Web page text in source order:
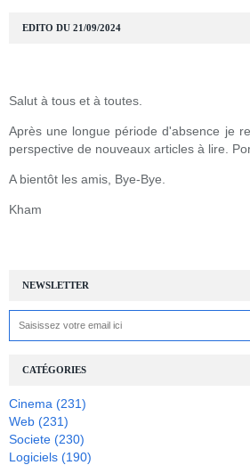
NEWSLETTER
CATÉGORIES
Cinema (231)
Web (231)
Societe (230)
Logiciels (190)
EDITO DU 21/09/2024
Salut à tous et à toutes.
Après une longue période d'absence je
perspective de nouveaux articles à lire.
A bientôt les amis, Bye-Bye.
Kham